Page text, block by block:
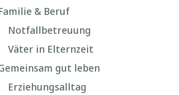
& Beruf
Notfallbetreuung
Väter in Elternzeit
gut leben
Erziehungsalltag